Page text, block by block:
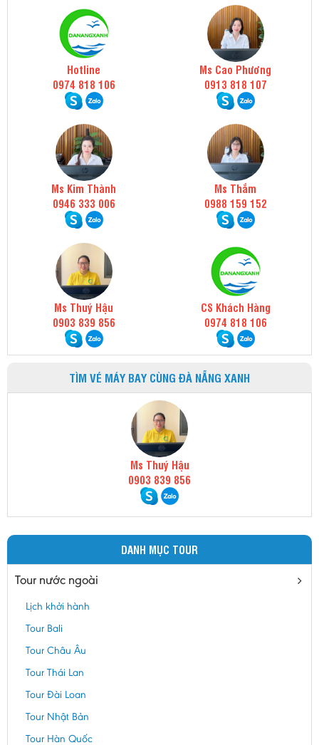
Hotline
0974 818 106
Ms Cao Phương
0913 818 107
Ms Kim Thành
0946 333 006
Ms Thắm
0988 159 152
Ms Thuý Hậu
0903 839 856
CS Khách Hàng
0974 818 106
TÌM VÉ MÁY BAY CÙNG ĐÀ NẴNG XANH
Ms Thuý Hậu
0903 839 856
DANH MỤC TOUR
Tour nước ngoài
Lịch khởi hành
Tour Bali
Tour Châu Âu
Tour Thái Lan
Tour Đài Loan
Tour Nhật Bản
Tour Hàn Quốc